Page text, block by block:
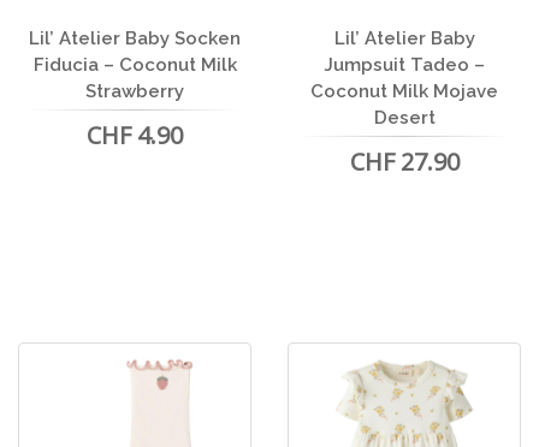
Lil’ Atelier Baby Socken
Fiducia – Coconut Milk
Strawberry
CHF 4.90
Lil’ Atelier Baby
Jumpsuit Tadeo –
Coconut Milk Mojave
Desert
CHF 27.90